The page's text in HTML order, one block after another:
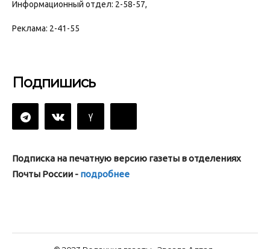
Информационный отдел: 2-58-57,
Реклама: 2-41-55
Подпишись
Подписка на печатную версию газеты в отделениях
Почты России - подробнее